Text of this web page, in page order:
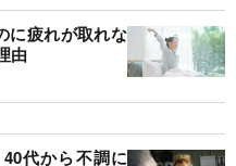
に疲れが取れな
由
代から不調に